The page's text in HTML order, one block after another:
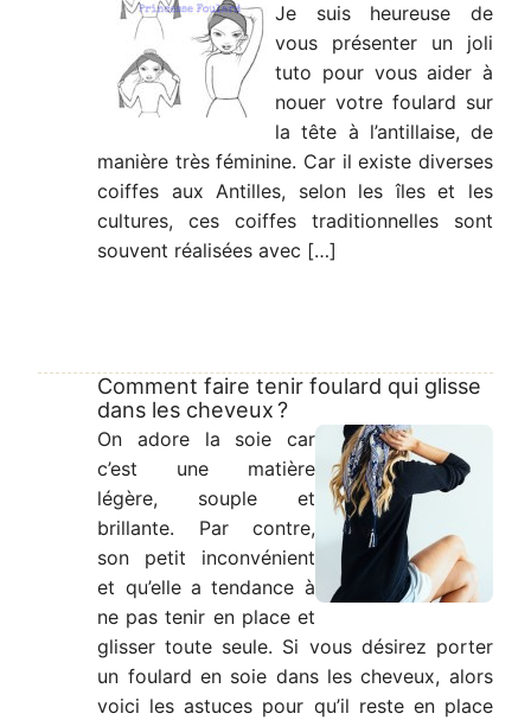
Je suis heureuse de
vous présenter un joli
tuto pour vous aider à
nouer votre foulard sur
la tête à l’antillaise, de
manière très féminine. Car il existe diverses
coiffes aux Antilles, selon les îles et les
cultures, ces coiffes traditionnelles sont
souvent réalisées avec […]
Comment faire tenir foulard qui glisse
dans les cheveux ?
On adore la soie car
c’est une matière
légère, souple et
brillante. Par contre,
son petit inconvénient
et qu’elle a tendance à
ne pas tenir en place et
glisser toute seule. Si vous désirez porter
un foulard en soie dans les cheveux, alors
voici les astuces pour qu’il reste en place